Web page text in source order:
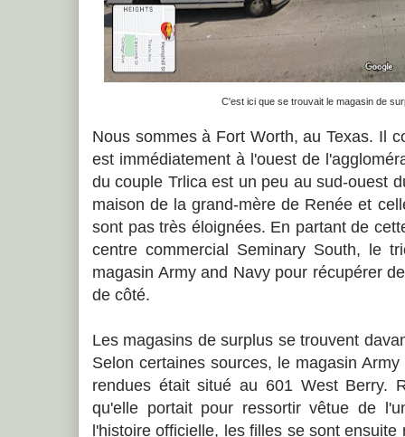
C'est ici que se trouvait le magasin de
Nous sommes à Fort Worth, au Texas. Il
est immédiatement à l'ouest de
du couple Trlica est un peu au sud-ouest
maison de la grand-mère de Renée et
sont pas très éloignées. En partant de
centre commercial Seminary South, le
magasin Army and Navy pour récupérer
de côté.
Les magasins de surplus se trouvent
Selon certaines sources, le magasin
rendues était situé au 601 West Berry.
qu'elle portait pour ressortir vêtue de
l'histoire officielle, les filles se sont